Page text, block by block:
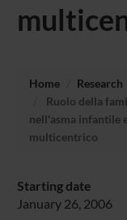
Home Research
Ruolo della
nell'asma infantile
multicentrico
Starting date
January 26, 2006